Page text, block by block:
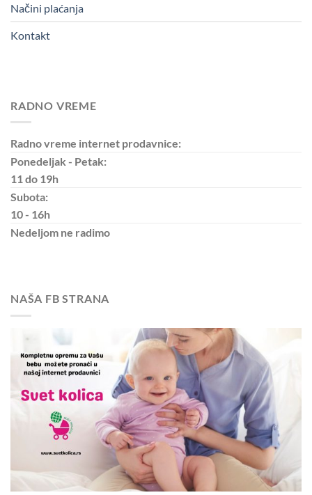
Načini plaćanja
Kontakt
RADNO VREME
Radno vreme internet prodavnice:
Ponedeljak - Petak:
11 do 19h
Subota:
10 - 16h
Nedeljom ne radimo
NAŠA FB STRANA